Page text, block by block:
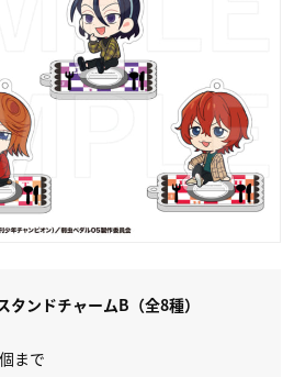
タンドチャームB（全8種）
まで